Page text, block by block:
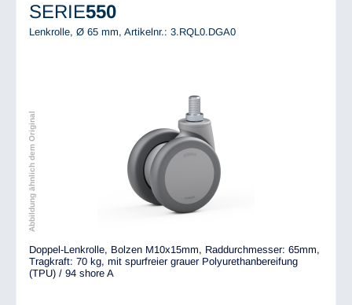
SERIE550
Lenkrolle, Ø 65 mm, Artikelnr.: 3.RQL0.DGA0
Abbildung ähnlich dem Original
Doppel-Lenkrolle, Bolzen M10x15mm, Raddurchmesser: 65mm,
Tragkraft: 70 kg, mit spurfreier grauer Polyurethanbereifung
(TPU) / 94 shore A